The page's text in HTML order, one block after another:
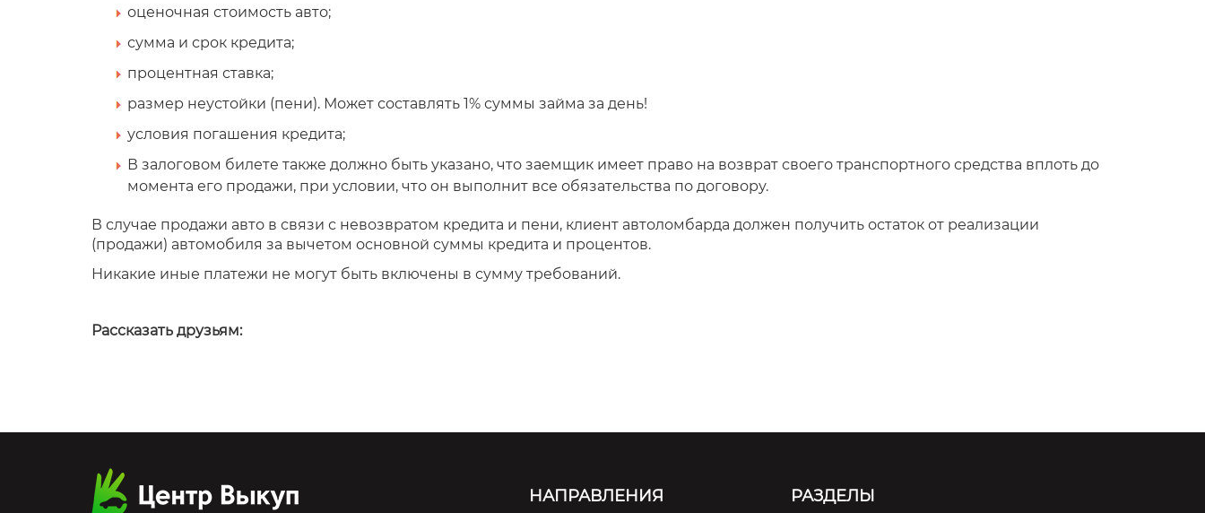
оценочная стоимость авто;
сумма и срок кредита;
процентная ставка;
размер неустойки (пени). Может составлять 1% суммы займа за день!
условия погашения кредита;
В залоговом билете также должно быть указано, что заемщик имеет право на возврат своего транспортного средства вплоть до
момента его продажи, при условии, что он выполнит все обязательства по договору.
В случае продажи авто в связи с невозвратом кредита и пени, клиент автоломбарда должен получить остаток от реализации
(продажи) автомобиля за вычетом основной суммы кредита и процентов.
Никакие иные платежи не могут быть включены в сумму требований.
Рассказать друзьям:
НАПРАВЛЕНИЯ РАЗДЕЛЫ